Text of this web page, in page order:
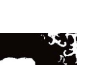
08. Lobisomem
de Lua 11. Avô